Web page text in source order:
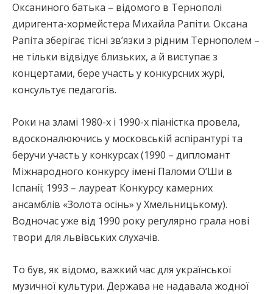
Оксаниного батька – відомого в Тернополі
диригента-хормейстера Михайла Рапіти. Оксана
Рапіта зберігає тісні зв’язки з рідним Тернополем –
не тільки відвідує близьких, а й виступає з
концертами, бере участь у конкурсних журі,
консультує педагогів.
Роки на зламі 1980-х і 1990-х піаністка провела,
вдосконалюючись у московській аспірантурі та
беручи участь у конкурсах (1990 – дипломант
Міжнародного конкурсу імені Паломи О’Ши в
Іспанії; 1993 – лауреат Конкурсу камерних
ансамблів «Золота осінь» у Хмельницькому).
Водночас уже від 1990 року регулярно грала нові
твори для львівських слухачів.
То був, як відомо, важкий час для української
музичної культури. Держава не надавала жодної